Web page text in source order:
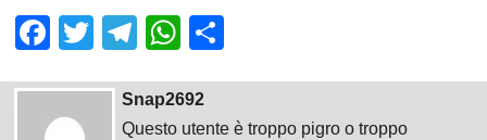
Facebook
TwitterTelegram
WhatsApp
Snap2692
Questo utente è troppo pigro o troppo